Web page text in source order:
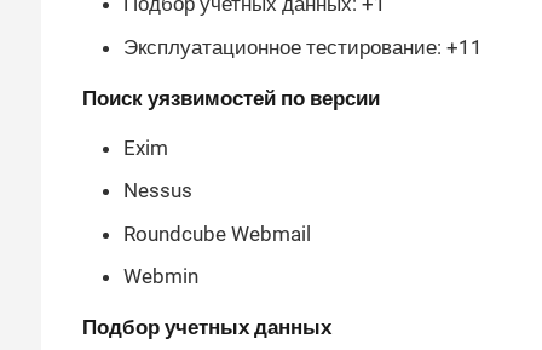
Эксплуатационное тестирование: +11
Поиск уязвимостей по версии
Exim
Nessus
Roundcube Webmail
Webmin
Подбор учетных данных